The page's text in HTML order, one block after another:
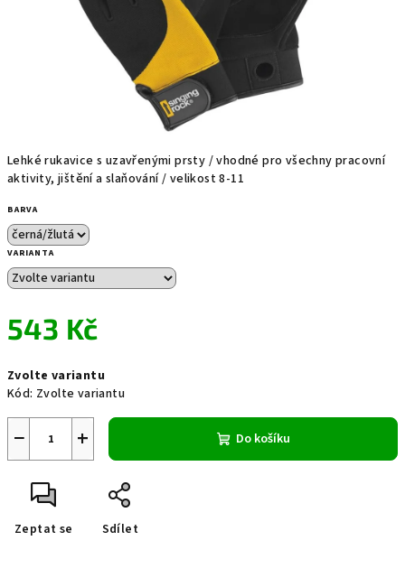
Lehké rukavice s uzavřenými prsty / vhodné pro všechny pracovní
aktivity, jištění a slaňování / velikost 8-11
BARVA
VARIANTA
543 Kč
cena:
Zvolte variantu
Kód: Zvolte variantu
+
− Do košíku
Zeptat se Sdílet